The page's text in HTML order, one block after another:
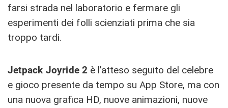
farsi strada nel laboratorio e fermare gli
esperimenti dei folli scienziati prima che sia
troppo tardi.
Jetpack Joyride 2 è l’atteso seguito del celebre
e gioco presente da tempo su App Store, ma con
una nuova grafica HD, nuove animazioni, nuove